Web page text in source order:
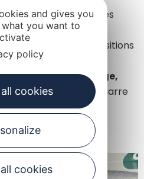
l’incendie; pour les
se conformer aux
Autres cas, dispositions
245
et d’amarrage,
et une amarre
and gives you
you want to
policy
cookies
cookies